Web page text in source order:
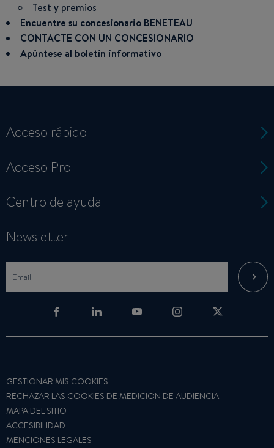
Test y premios
Encuentre su concesionario BENETEAU
CONTACTE CON UN CONCESIONARIO
Apúntese al boletín informativo
Acceso rápido
Acceso Pro
Centro de ayuda
Newsletter
GESTIONAR MIS COOKIES
RECHAZAR LAS COOKIES DE MEDICION DE AUDIENCIA
MAPA DEL SITIO
ACCESIBILIDAD
MENCIONES LEGALES